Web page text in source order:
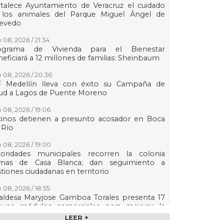
Ayuntamiento de Veracruz el cuidado
animales del Parque Miguel Ángel de
08, 2026 / 21:34
de Vivienda para el Bienestar
a 12 millones de familias: Sheinbaum
08, 2026 / 20:36
Medellín lleva con éxito su Campaña de
a Lagos de Puente Moreno
08, 2026 / 19:06
detienen a presunto acosador en Boca
08, 2026 / 19:00
municipales recorren la colonia
de Casa Blanca; dan seguimiento a
ciudadanas en territorio
08, 2026 / 18:55
Maryjose Gamboa Torales presenta 17
módulos comerciales para mejorar la
de las playas e impulsar la economía de
LEER +